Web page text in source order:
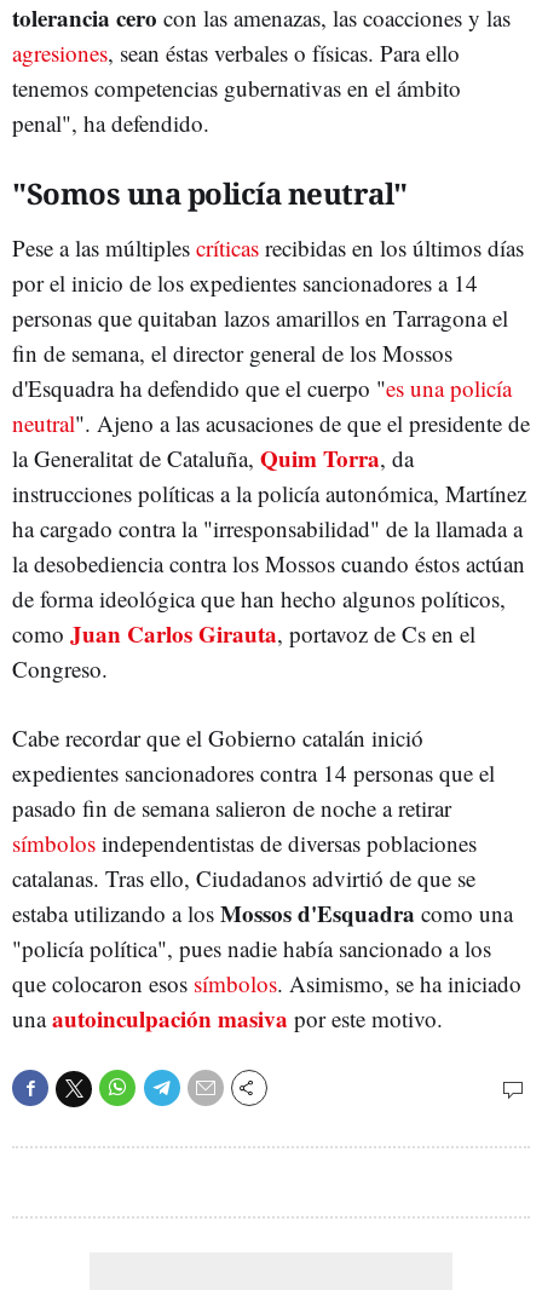
tolerancia cero con las amenazas, las coacciones y las
agresiones, sean éstas verbales o físicas. Para ello
tenemos competencias gubernativas en el ámbito
penal", ha defendido.
"Somos una policía neutral"
Pese a las múltiples críticas recibidas en los últimos días
por el inicio de los expedientes sancionadores a 14
personas que quitaban lazos amarillos en Tarragona el
fin de semana, el director general de los Mossos
d'Esquadra ha defendido que el cuerpo "es una policía
neutral". Ajeno a las acusaciones de que el presidente de
la Generalitat de Cataluña, Quim Torra, da
instrucciones políticas a la policía autonómica, Martínez
ha cargado contra la "irresponsabilidad" de la llamada a
la desobediencia contra los Mossos cuando éstos actúan
de forma ideológica que han hecho algunos políticos,
como Juan Carlos Girauta, portavoz de Cs en el
Congreso.
Cabe recordar que el Gobierno catalán inició
expedientes sancionadores contra 14 personas que el
pasado fin de semana salieron de noche a retirar
símbolos independentistas de diversas poblaciones
catalanas. Tras ello, Ciudadanos advirtió de que se
estaba utilizando a los Mossos d'Esquadra como una
"policía política", pues nadie había sancionado a los
que colocaron esos símbolos. Asimismo, se ha iniciado
unaautoinculpación masiva por este motivo.